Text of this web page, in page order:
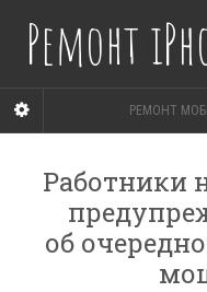
Ремонт
РЕМОНТ
Работники
об